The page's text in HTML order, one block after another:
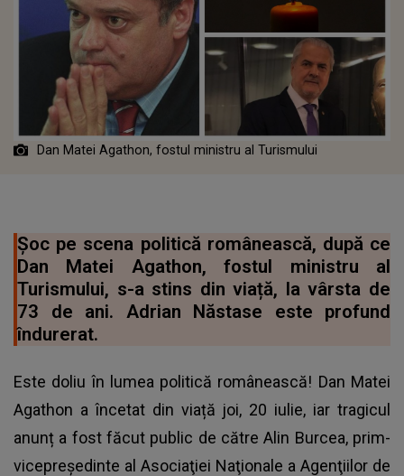
Dan Matei Agathon, fostul ministru al Turismului
Șoc pe scena politică românească, după ce
Dan Matei Agathon, fostul ministru al
Turismului, s-a stins din viață, la vârsta de
73 de ani. Adrian Năstase este profund
îndurerat.
Este doliu în lumea politică românească! Dan Matei
Agathon a încetat din viață joi, 20 iulie, iar tragicul
anunț a fost făcut public de către Alin Burcea, prim-
vicepreşedinte al Asociaţiei Naţionale a Agenţiilor de